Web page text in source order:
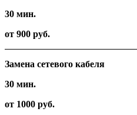
30 мин.
от 900 руб.
Замена сетевого кабеля
30 мин.
от 1000 руб.